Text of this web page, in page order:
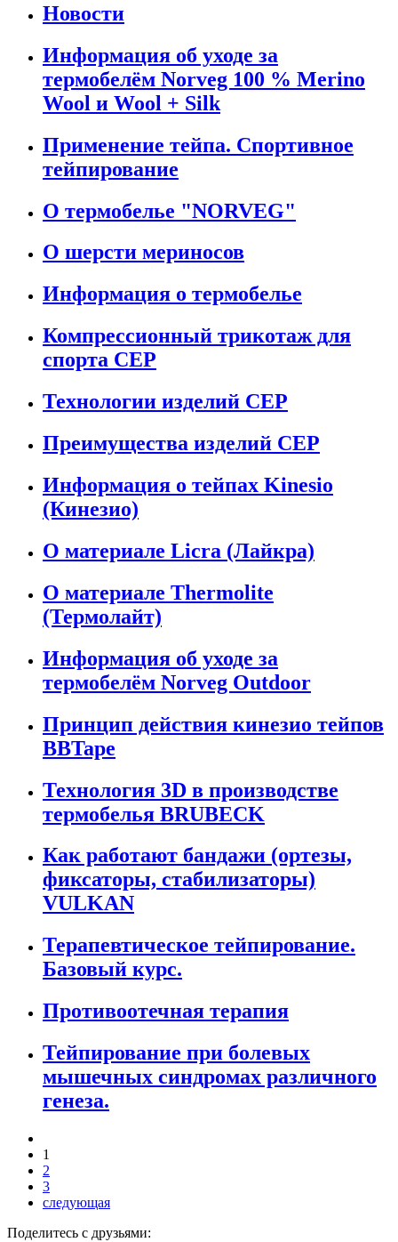
Новости
Информация об уходе за
термобелём Norveg 100 % Merino
Wool и Wool + Silk
Применение тейпа. Спортивное
тейпирование
О термобелье "NORVEG"
О шерсти мериносов
Информация о термобелье
Компрессионный трикотаж для
спорта CEP
Технологии изделий CEP
Преимущества изделий CEP
Информация о тейпах Kinesio
(Кинезио)
О материале Licra (Лайкра)
О материале Thermolite
(Термолайт)
Информация об уходе за
термобелём Norveg Outdoor
Принцип действия кинезио тейпов
BBTape
Технология 3D в производстве
термобелья BRUBECK
Как работают бандажи (ортезы,
фиксаторы, стабилизаторы)
VULKAN
Терапевтическое тейпирование.
Базовый курс.
Противоотечная терапия
Тейпирование при болевых
мышечных синдромах различного
генеза.
1
2
3
следующая
Поделитесь с друзьями: